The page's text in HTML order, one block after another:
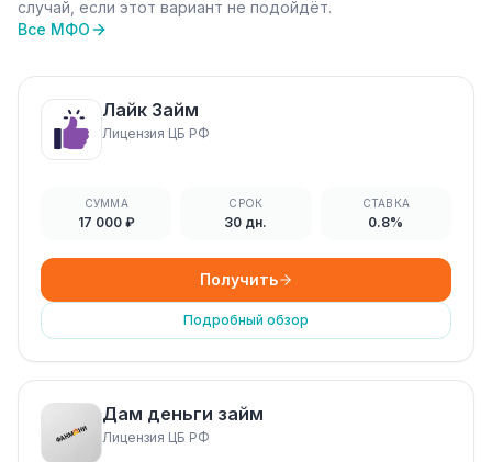
случай, если этот вариант не подойдёт.
Все МФО
Лайк Займ
Лицензия ЦБ РФ
СУММА
17 000 ₽
СРОК
30 дн.
СТАВКА
0.8%
Получить
Подробный обзор
Дам деньги займ
Лицензия ЦБ РФ